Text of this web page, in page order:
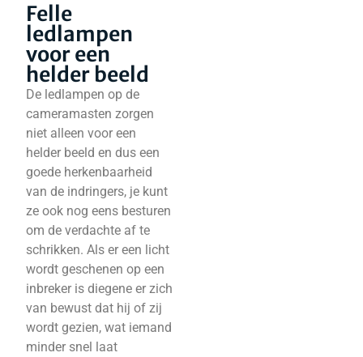
Felle
ledlampen
voor een
helder beeld
De ledlampen op de
cameramasten zorgen
niet alleen voor een
helder beeld en dus een
goede herkenbaarheid
van de indringers, je kunt
ze ook nog eens besturen
om de verdachte af te
schrikken. Als er een licht
wordt geschenen op een
inbreker is diegene er zich
van bewust dat hij of zij
wordt gezien, wat iemand
minder snel laat